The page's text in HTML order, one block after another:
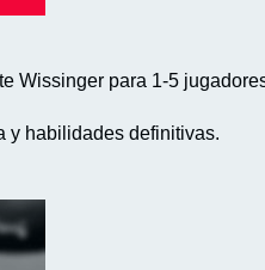
Wissinger para 1-5
y habilidades definitivas.